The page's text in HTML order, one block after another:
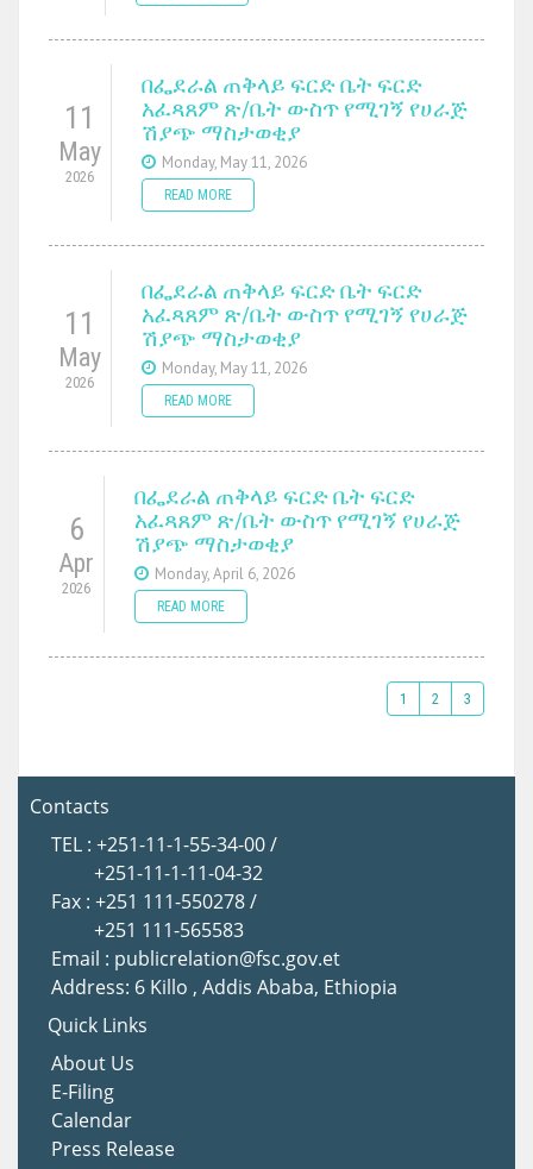
11
May
2026
በፌደራል ጠቅላይ ፍርድ ቤት ፍርድ
አፈጻጸም ጽ/ቤት ውስጥ የሚገኝ የሀራጅ
ሽያጭ ማስታወቂያ
Monday, May 11, 2026
READ MORE
11
May
2026
በፌደራል ጠቅላይ ፍርድ ቤት ፍርድ
አፈጻጸም ጽ/ቤት ውስጥ የሚገኝ የሀራጅ
ሽያጭ ማስታወቂያ
Monday, May 11, 2026
READ MORE
6
Apr
2026
በፌደራል ጠቅላይ ፍርድ ቤት ፍርድ
አፈጻጸም ጽ/ቤት ውስጥ የሚገኝ የሀራጅ
ሽያጭ ማስታወቂያ
Monday, April 6, 2026
READ MORE
1 2 3
Contacts
TEL : +251-11-1-55-34-00 /
+251-11-1-11-04-32
Fax : +251 111-550278 /
+251 111-565583
Email : publicrelation@fsc.gov.et
Address: 6 Killo , Addis Ababa, Ethiopia
Quick Links
About Us
E-Filing
Calendar
Press Release